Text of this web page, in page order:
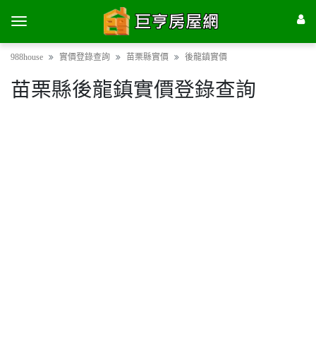
988house 實價登錄查詢 苗栗縣實價 後龍鎮實價
苗栗縣後龍鎮實價登錄查詢